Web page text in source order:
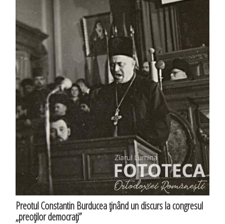
Preotul Constantin Burducea ţinând un discurs la congresul
„preoţilor democraţi”